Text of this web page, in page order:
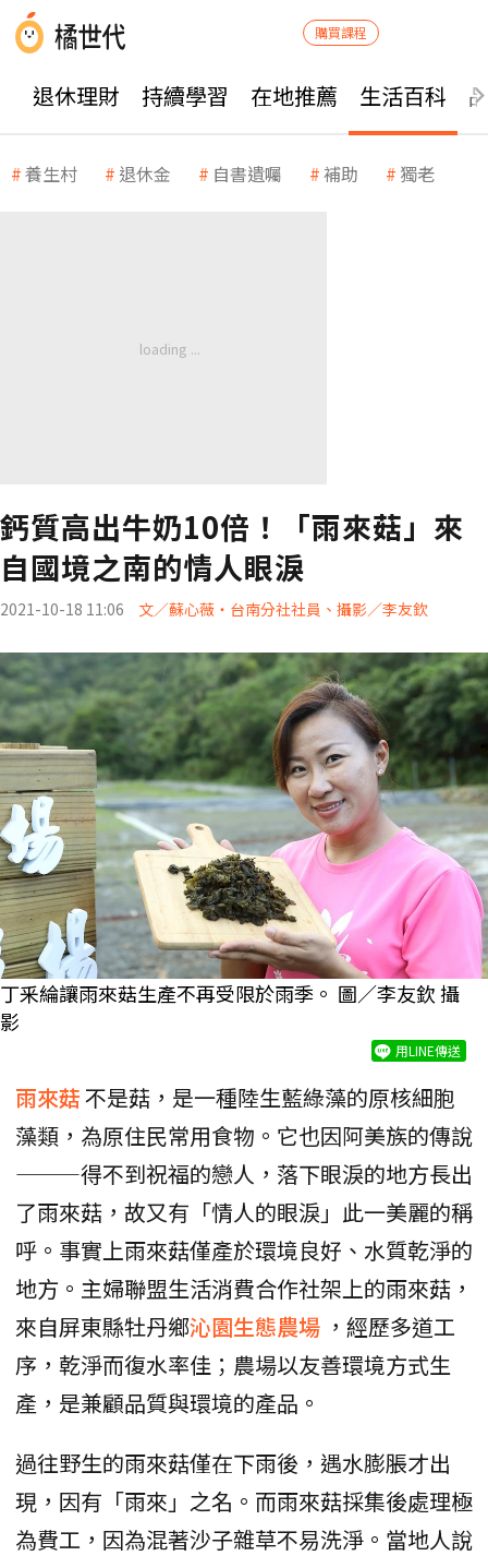
購買課程
退休理財 持續學習 在地推薦 生活百科
養生村 退休金 自書遺囑 補助 獨老
鈣質高出牛奶10倍！「雨來菇」來
自國境之南的情人眼淚
2021-10-18 11:06 文／蘇心薇‧台南分社社員、攝影／李友欽
丁釆綸讓雨來菇生產不再受限於雨季。 圖／李友欽 攝
影
用LINE傳送
雨來菇不是菇，是一種陸生藍綠藻的原核細胞
藻類，為原住民常用食物。它也因阿美族的傳說
⸻得不到祝福的戀人，落下眼淚的地方長出
了雨來菇，故又有「情人的眼淚」此一美麗的稱
呼。事實上雨來菇僅產於環境良好、水質乾淨的
地方。主婦聯盟生活消費合作社架上的雨來菇，
來自屏東縣牡丹鄉沁園生態農場 ，經歷多道工
序，乾淨而復水率佳；農場以友善環境方式生
產，是兼顧品質與環境的產品。
過往野生的雨來菇僅在下雨後，遇水膨脹才出
現，因有「雨來」之名。而雨來菇採集後處理極
為費工，因為混著沙子雜草不易洗淨。當地人說